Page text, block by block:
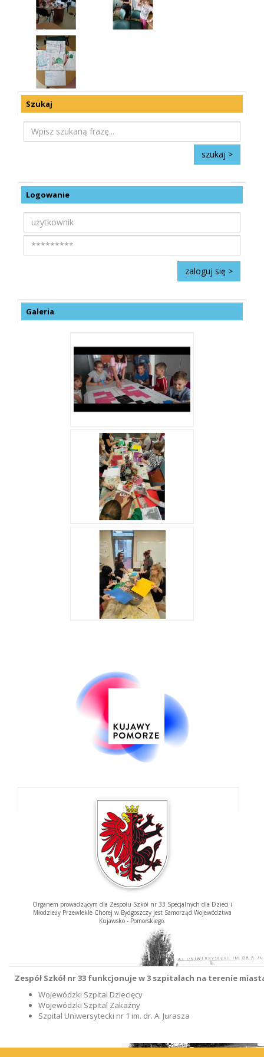
Szukaj
Logowanie
Galeria
Organem prowadzącym dla Zespołu Szkół nr 33 Specjalnych dla Dzieci i
Młodzieży Przewlekle Chorej w Bydgoszczy jest Samorząd Województwa
Kujawsko - Pomorskiego.
Zespół Szkół nr 33 funkcjonuje w 3 szpitalach na terenie
Wojewódzki Szpital Dziecięcy
Wojewódzki Szpital Zakaźny
Szpital Uniwersytecki nr 1 im. dr. A. Jurasza